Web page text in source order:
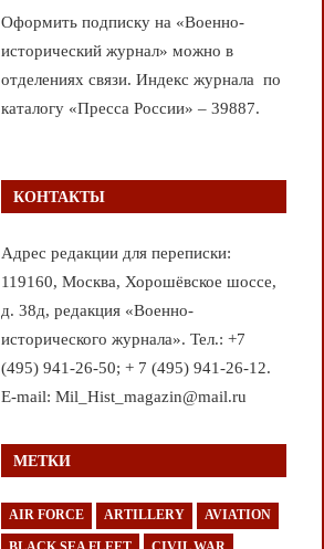
Оформить подписку на «Военно-
исторический журнал» можно в
отделениях связи. Индекс журнала по
каталогу «Пресса России» – 39887.
КОНТАКТЫ
Адрес редакции для переписки:
119160, Москва, Хорошёвское шоссе,
д. 38д, редакция «Военно-
исторического журнала». Тел.: +7
(495) 941-26-50; + 7 (495) 941-26-12.
E-mail: Mil_Hist_magazin@mail.ru
МЕТКИ
AIR FORCE ARTILLERY AVIATION